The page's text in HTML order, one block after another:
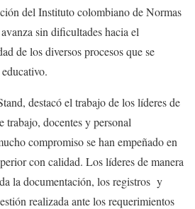
del Instituto colombiano de Normas
sin dificultades hacia el
de los diversos procesos que se
destacó el trabajo de los líderes de
trabajo, docentes y personal
compromiso se han empeñado en
con calidad. Los líderes de manera
la documentación, los registros y
realizada ante los requerimientos